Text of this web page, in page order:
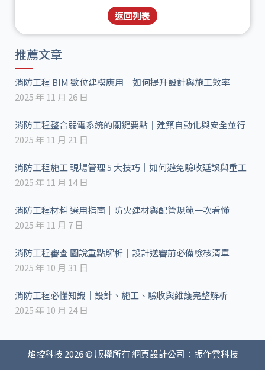
返回列表
推薦文章
消防工程 BIM 數位建模應用｜如何提升設計與施工效率
2025 年 11 月 26 日
消防工程整合弱電系統的關鍵要點｜建築自動化與安全並行
2025 年 11 月 21 日
消防工程施工 現場管理 5 大技巧｜如何避免驗收延誤與重工
2025 年 11 月 14 日
消防工程材料 選用指南｜防火建材與配管規範一次看懂
2025 年 11 月 7 日
消防工程審查 圖說重點解析｜設計送審前必備檢核清單
2025 年 10 月 31 日
消防工程必懂知識｜設計、施工、驗收與維護完整解析
2025 年 10 月 24 日
焰控科技 2026 © 版權所有網頁設計公司 ：振作雲科技